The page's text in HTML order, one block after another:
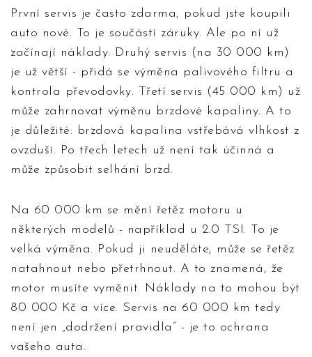
První servis je často zdarma, pokud jste koupili
auto nové. To je součástí záruky. Ale po ní už
začínají náklady. Druhý servis (na 30 000 km)
je už větší - přidá se výměna palivového filtru a
kontrola převodovky. Třetí servis (45 000 km) už
může zahrnovat výměnu brzdové kapaliny. A to
je důležité: brzdová kapalina vstřebává vlhkost z
ovzduší. Po třech letech už není tak účinná a
může způsobit selhání brzd.
Na 60 000 km se mění řetěz motoru u
některých modelů - například u 2.0 TSI. To je
velká výměna. Pokud ji neuděláte, může se řetěz
natahnout nebo přetrhnout. A to znamená, že
motor musíte vyměnit. Náklady na to mohou být
80 000 Kč a více. Servis na 60 000 km tedy
není jen „dodržení pravidla“ - je to ochrana
vašeho auta.